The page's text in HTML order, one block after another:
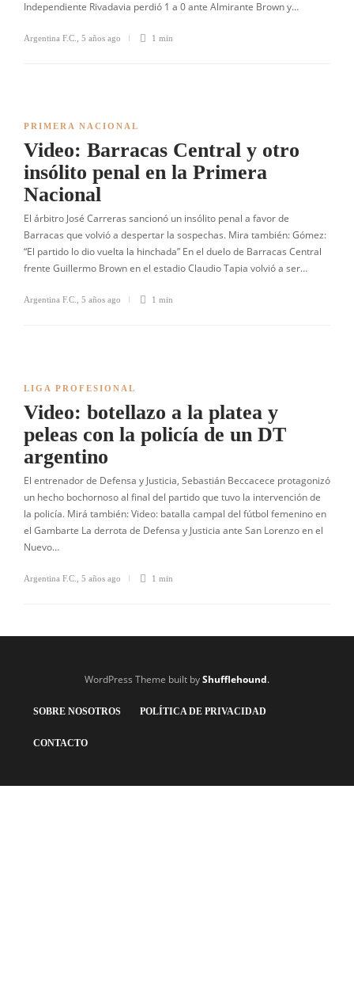
Independiente Rivadavia perdió 1 a 0 ante Almirante Brown y…
Argentina F.C. 5 años ago 1 min
PRIMERA NACIONAL
Video: Barracas Central y otro
insólito penal en la Primera
Nacional
El árbitro José Carreras sancionó un insólito penal a favor de
Barracas que volvió a despertar la sospechas. Mira también: Gómez:
“El partido lo dio vuelta la hinchada” En el duelo de Barracas Central
frente Guillermo Brown en el estadio Claudio Tapia volvió a ser…
Argentina F.C. 5 años ago 1 min
LIGA PROFESIONAL
Video: botellazo a la platea y
peleas con la policía de un DT
argentino
El entrenador de Defensa y Justicia, Sebastián Beccacece protagonizó
un hecho bochornoso al final del partido que tuvo la intervención de
la policía. Mirá también: Video: batalla campal del fútbol femenino en
el Gambarte La derrota de Defensa y Justicia ante San Lorenzo en el
Nuevo…
Argentina F.C. 5 años ago 1 min
WordPress Theme built byShufflehound.
SOBRE NOSOTROS POLÍTICA DE PRIVACIDAD
CONTACTO